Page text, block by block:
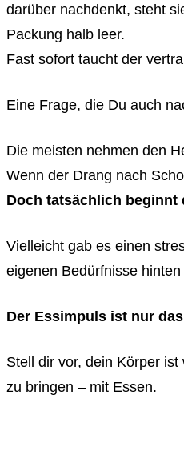
darüber nachdenkt, steht
Packung halb leer.
Fast sofort taucht der
Eine Frage, die Du auch
Die meisten nehmen den
Wenn der Drang nach
Doch tatsächlich beginnt
Vielleicht gab es einen
eigenen Bedürfnisse
Der Essimpuls ist nur
Stell dir vor, dein Körper ist
zu bringen – mit Essen.